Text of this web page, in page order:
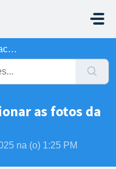
as fotos da
na (o) 1:25 PM